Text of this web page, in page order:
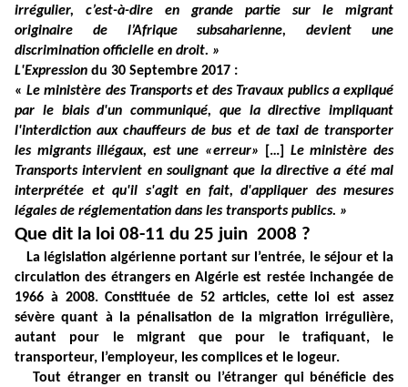
irrégulier, c’est-à-dire en grande partie sur le migrant
originaire de l’Afrique subsaharienne, devient une
discrimination officielle en droit. »
L'Expression du 30 Septembre 2017 :
«Le ministère des Transports et des Travaux publics a expliqué
par le biais d'un communiqué, que la directive impliquant
l'interdiction aux chauffeurs de bus et de taxi de transporter
les migrants illégaux, est une «erreur»
[…]
Le ministère des
Transports intervient en soulignant que la directive a été mal
interprétée et qu'il s'agit en fait, d'appliquer des mesures
légales de réglementation dans les transports publics. »
Que dit la loi 08-11 du 25 juin 2008 ?
La législation algérienne portant sur l’entrée, le séjour et la
circulation des étrangers en Algérie est restée inchangée de
1966 à 2008. Constituée de 52 articles, cette loi est assez
sévère quant à la pénalisation de la migration irrégulière,
autant pour le migrant que pour le trafiquant, le
transporteur, l’employeur, les complices et le logeur.
Tout étranger en transit ou l’étranger qui bénéficie des